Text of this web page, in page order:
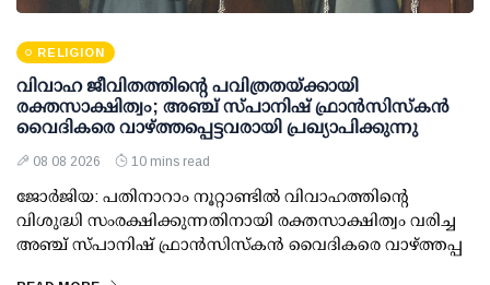
RELIGION
വിവാഹ ജീവിതത്തിന്റെ പവിത്രതയ്ക്കായി
രക്തസാക്ഷിത്വം; അഞ്ച് സ്പാനിഷ് ഫ്രാന്‍സിസ്‌കന്‍
വൈദികരെ വാഴ്ത്തപ്പെട്ടവരായി പ്രഖ്യാപിക്കുന്നു
08 08 2026 10 mins read
ജോര്‍ജിയ: പതിനാറാം നൂറ്റാണ്ടിൽ വിവാഹത്തിന്റെ
വിശുദ്ധി സംരക്ഷിക്കുന്നതിനായി രക്തസാക്ഷിത്വം വരിച്ച
അഞ്ച് സ്പാനിഷ് ഫ്രാന്‍സിസ്‌കന്‍ വൈദികരെ വാഴ്ത്തപ്പ